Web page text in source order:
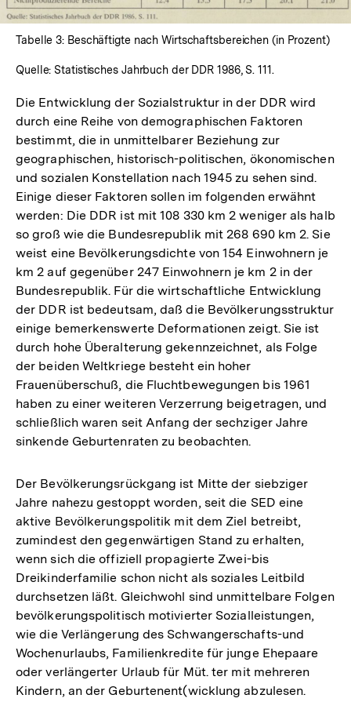
Tabelle 3: Beschäftigte nach Wirtschaftsbereichen (in Prozent)
Quelle: Statistisches Jahrbuch der DDR 1986, S. 111.
Die Entwicklung der Sozialstruktur in der DDR wird
durch eine Reihe von demographischen Faktoren
bestimmt, die in unmittelbarer Beziehung zur
geographischen, historisch-politischen, ökonomischen
und sozialen Konstellation nach 1945 zu sehen sind.
Einige dieser Faktoren sollen im folgenden erwähnt
werden: Die DDR ist mit 108 330 km 2 weniger als halb
so groß wie die Bundesrepublik mit 268 690 km 2. Sie
weist eine Bevölkerungsdichte von 154 Einwohnern je
km 2 auf gegenüber 247 Einwohnern je km 2 in der
Bundesrepublik. Für die wirtschaftliche Entwicklung
der DDR ist bedeutsam, daß die Bevölkerungsstruktur
einige bemerkenswerte Deformationen zeigt. Sie ist
durch hohe Überalterung gekennzeichnet, als Folge
der beiden Weltkriege besteht ein hoher
Frauenüberschuß, die Fluchtbewegungen bis 1961
haben zu einer weiteren Verzerrung beigetragen, und
schließlich waren seit Anfang der sechziger Jahre
sinkende Geburtenraten zu beobachten.
Der Bevölkerungsrückgang ist Mitte der siebziger
Jahre nahezu gestoppt worden, seit die SED eine
aktive Bevölkerungspolitik mit dem Ziel betreibt,
zumindest den gegenwärtigen Stand zu erhalten,
wenn sich die offiziell propagierte Zwei-bis
Dreikinderfamilie schon nicht als soziales Leitbild
durchsetzen läßt. Gleichwohl sind unmittelbare Folgen
bevölkerungspolitisch motivierter Sozialleistungen,
wie die Verlängerung des Schwangerschafts-und
Wochenurlaubs, Familienkredite für junge Ehepaare
oder verlängerter Urlaub für Müt. ter mit mehreren
Kindern, an der Geburtenent(wicklung abzulesen.